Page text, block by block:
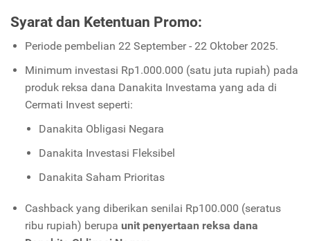
Syarat dan Ketentuan Promo:
Periode pembelian 22 September - 22 Oktober 2025.
Minimum investasi Rp1.000.000 (satu juta rupiah) pada
produk reksa dana Danakita Investama yang ada di
Cermati Invest seperti:
Danakita Obligasi Negara
Danakita Investasi Fleksibel
Danakita Saham Prioritas
Cashback yang diberikan senilai Rp100.000 (seratus
ribu rupiah) berupa unit penyertaan reksa dana